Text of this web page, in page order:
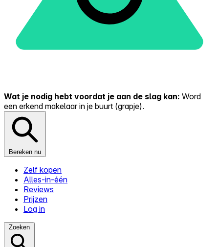
Wat je nodig hebt voordat je aan de slag kan: Word
een erkend makelaar in je buurt (grapje).
Bereken nu
Zelf kopen
Alles-in-één
Reviews
Prijzen
Log in
Zoeken